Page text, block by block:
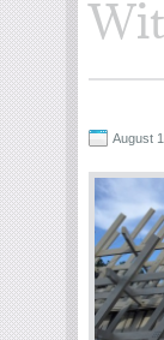
August